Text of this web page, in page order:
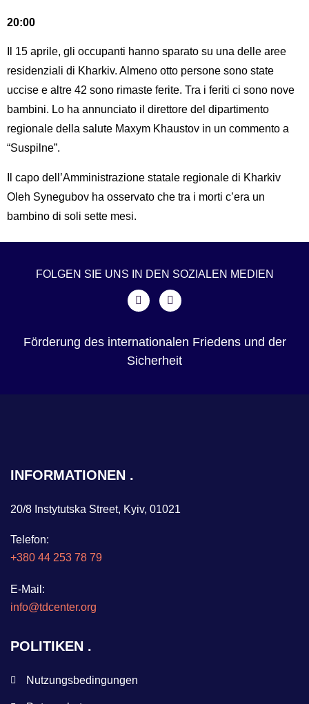
20:00
Il 15 aprile, gli occupanti hanno sparato su una delle aree
residenziali di Kharkiv. Almeno otto persone sono state
uccise e altre 42 sono rimaste ferite. Tra i feriti ci sono nove
bambini. Lo ha annunciato il direttore del dipartimento
regionale della salute Maxym Khaustov in un commento a
“Suspilne”.
Il capo dell’Amministrazione statale regionale di Kharkiv
Oleh Synegubov ha osservato che tra i morti c’era un
bambino di soli sette mesi.
FOLGEN SIE UNS IN DEN SOZIALEN MEDIEN
Förderung des internationalen Friedens und der
Sicherheit
INFORMATIONEN
20/8 Instytutska Street, Kyiv, 01021
Telefon:
+380 44 253 78 79
E-Mail:
info@tdcenter.org
POLITIKEN
Nutzungsbedingungen